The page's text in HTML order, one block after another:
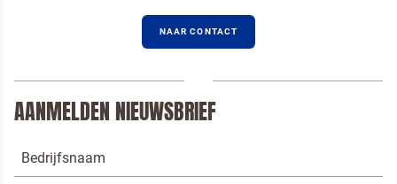
NAAR CONTACT
AANMELDEN NIEUWSBRIEF